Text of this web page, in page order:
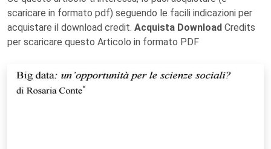
scaricare in formato pdf) seguendo le facili indicazioni per
acquistare il download credit. Acquista Download Credits
per scaricare questo Articolo in formato PDF